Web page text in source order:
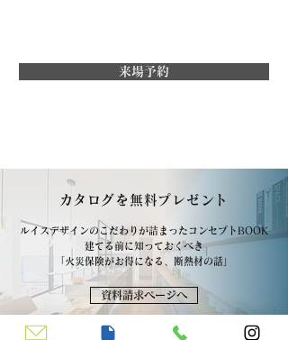
来場予約
​カタログを無料プレゼント
ルイスデザインのこだわりが詰まったコンセプトBOOK
建てる前に知っておくべき
「火災保険がお得になる、断熱材の話」
資料請求ページへ